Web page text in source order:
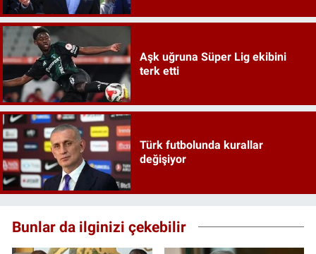
Aşk uğruna Süper Lig ekibini
terk etti
Türk futbolunda kurallar
değişiyor
Bunlar da ilginizi çekebilir